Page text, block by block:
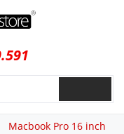
Macbook Pro 16 inch